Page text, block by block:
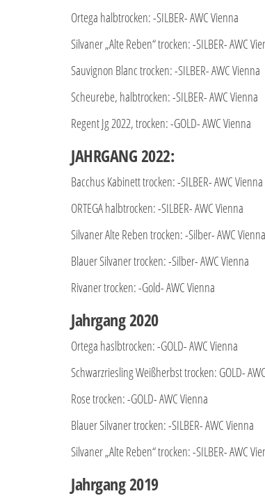
Ortega halbtrocken: -SILBER- AWC Vienna
Silvaner „Alte Reben“ trocken: -SILBER- AWC
Sauvignon Blanc trocken: -SILBER- AWC Vienna
Scheurebe, halbtrocken: -SILBER- AWC Vienna
Regent Jg 2022, trocken: -GOLD- AWC Vienna
JAHRGANG 2022:
Bacchus Kabinett trocken: -SILBER- AWC Vienna
ORTEGA halbtrocken: -SILBER- AWC Vienna
Silvaner Alte Reben trocken: -Silber- AWC Vienna
Blauer Silvaner trocken: -Silber- AWC Vienna
Rivaner trocken: -Gold- AWC Vienna
Jahrgang 2020
Ortega haslbtrocken: -GOLD- AWC Vienna
Schwarzriesling Weißherbst trocken: GOLD-
Rose trocken: -GOLD- AWC Vienna
Blauer Silvaner trocken: -SILBER- AWC Vienna
Silvaner „Alte Reben“ trocken: -SILBER- AWC
Jahrgang 2019